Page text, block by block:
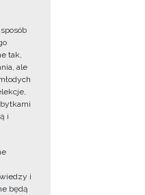
tak,
ale
i
i
będą